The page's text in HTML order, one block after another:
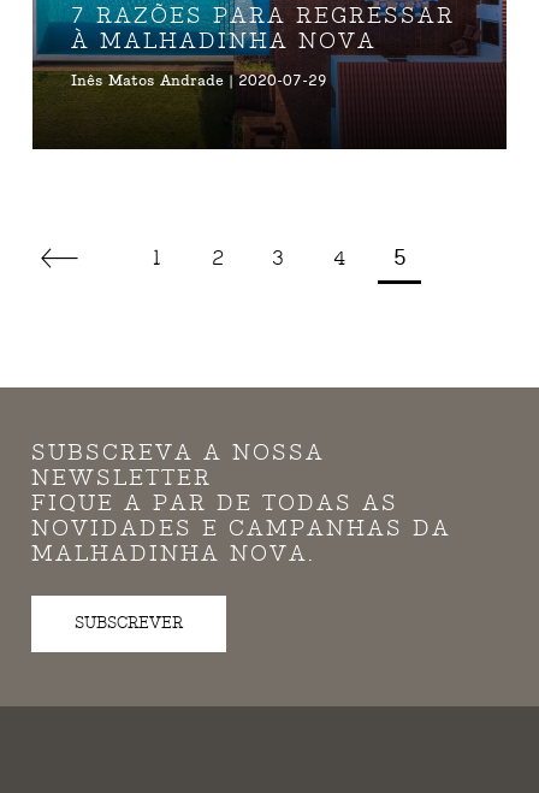
7 RAZÕES PARA REGRESSAR
À MALHADINHA NOVA
Inês Matos Andrade | 2020-07-29
1 2 3 4 5
SUBSCREVA A NOSSA
NEWSLETTER
FIQUE A PAR DE TODAS AS
NOVIDADES E CAMPANHAS DA
MALHADINHA NOVA.
SUBSCREVER